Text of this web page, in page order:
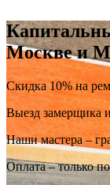
Москве и
Скидка 10% на
Выезд замерщика
Наши мастера –
Оплата – только